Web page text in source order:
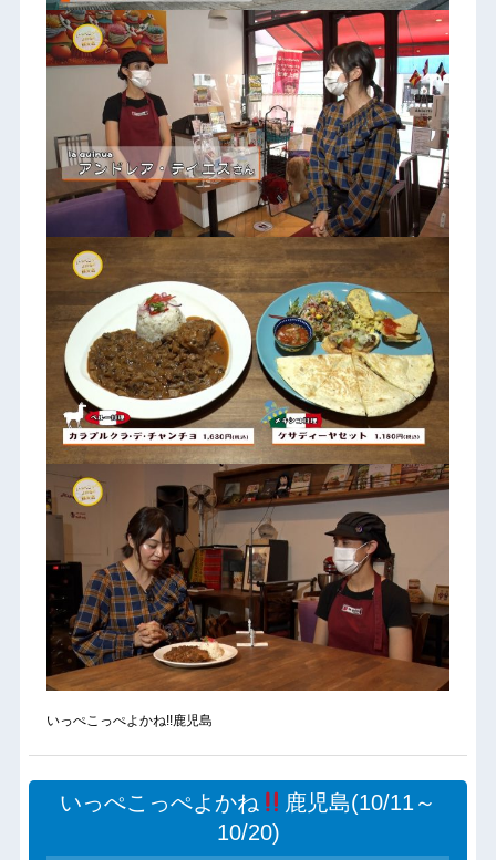
いっぺこっぺよかね!!鹿児島
いっぺこっぺよかね
鹿児島(10/11～
10/20)